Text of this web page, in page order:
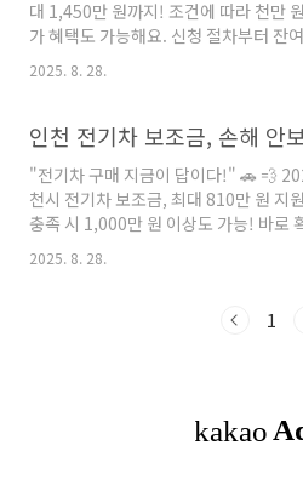
대 1,450만 원까지! 조건에 따라 천만
가 혜택도 가능해요. 신청 절차부터 잔
팁까지 모아드립니다. 대전시 전기차 보
인 하러 가기 목차1. 2025 대전 전기차
원 대상 & 추가 혜택 조건4. 신청 기간
국비 지원금 및 지급 절차 확인 방법6. 잔
실시간 확인 · 주의사항7. 신청 시 꿀팁
FAQ (자주 묻는 질문)9. 마무리 정리 &
내 1. 2025 대전 전기차 보조금 개요대
는 2025년 전기차 보급사업을 통해 총
2025. 8. 28.
"전기차 구매 지금이 답이다!" 🚗 💨
천시 전기차 보조금, 최대 810만 원 지
충족 시 1,000만 원 이상도 가능! 바로
세요. 인천 전기차 혜택! 목차2025 인천
보조금 개요차종별 지원금 (승용 · 화물
차국비 지원금 확인 방법잔여대수 실시
위해 약 360억 원 규모의 예산을 확보했
를 통해 승용, 화물, 승합차 약 5,000대
2025. 8. 28.
1